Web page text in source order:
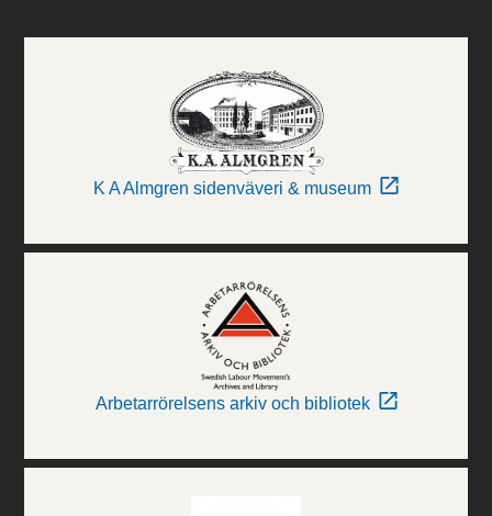
K A Almgren sidenväveri & museum
Arbetarrörelsens arkiv och bibliotek